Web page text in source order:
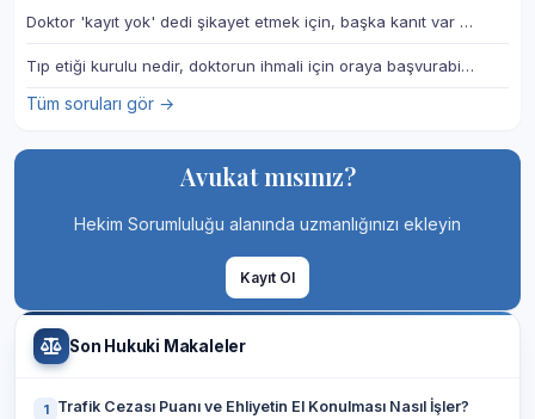
Doktor 'kayıt yok' dedi şikayet etmek için, başka kanıt var …
Tıp etiği kurulu nedir, doktorun ihmali için oraya başvurabi…
Tüm soruları gör →
Avukat mısınız?
Hekim Sorumluluğu alanında uzmanlığınızı ekleyin
Kayıt Ol
Son Hukuki Makaleler
1 Trafik Cezası Puanı ve Ehliyetin El Konulması Nasıl İşler?